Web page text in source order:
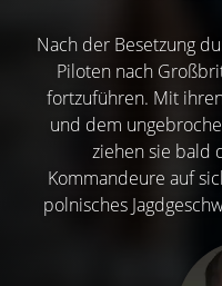
Nach der Besetzung
Piloten nach
fortzuführen. Mit
und dem
ziehen sie bald
Kommandeure auf
polnisches